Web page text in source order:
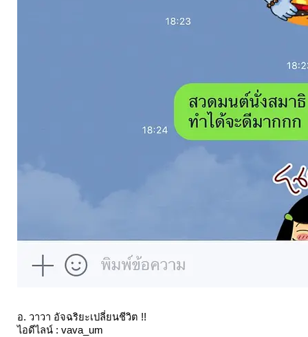
อ. วาวา อัจฉริยะเปลี่ยนชีวิต !!
ไอดีไลน์ : vava_um